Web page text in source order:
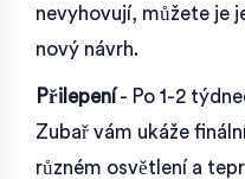
nevyhovují, můžete je
nový návrh.
Přilepení - Po 1-2
Zubař vám ukáže
různém osvětlení a